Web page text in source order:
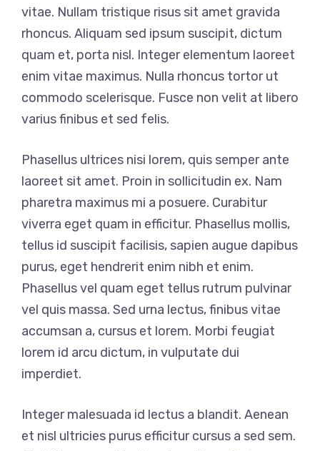
vitae. Nullam tristique risus sit amet gravida
rhoncus. Aliquam sed ipsum suscipit, dictum
quam et, porta nisl. Integer elementum laoreet
enim vitae maximus. Nulla rhoncus tortor ut
commodo scelerisque. Fusce non velit at libero
varius finibus et sed felis.
Phasellus ultrices nisi lorem, quis semper ante
laoreet sit amet. Proin in sollicitudin ex. Nam
pharetra maximus mi a posuere. Curabitur
viverra eget quam in efficitur. Phasellus mollis,
tellus id suscipit facilisis, sapien augue dapibus
purus, eget hendrerit enim nibh et enim.
Phasellus vel quam eget tellus rutrum pulvinar
vel quis massa. Sed urna lectus, finibus vitae
accumsan a, cursus et lorem. Morbi feugiat
lorem id arcu dictum, in vulputate dui
imperdiet.
Integer malesuada id lectus a blandit. Aenean
et nisl ultricies purus efficitur cursus a sed sem.